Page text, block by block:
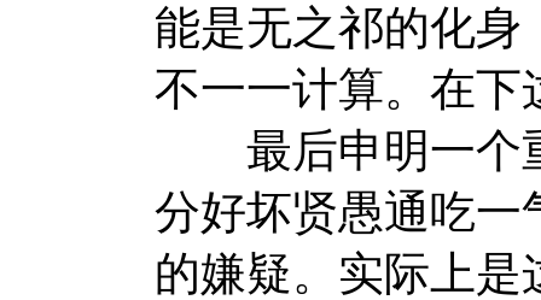
能是无之祁的化身
不一一计算。在
最后申明一个
分好坏贤愚通吃一
的嫌疑。实际上